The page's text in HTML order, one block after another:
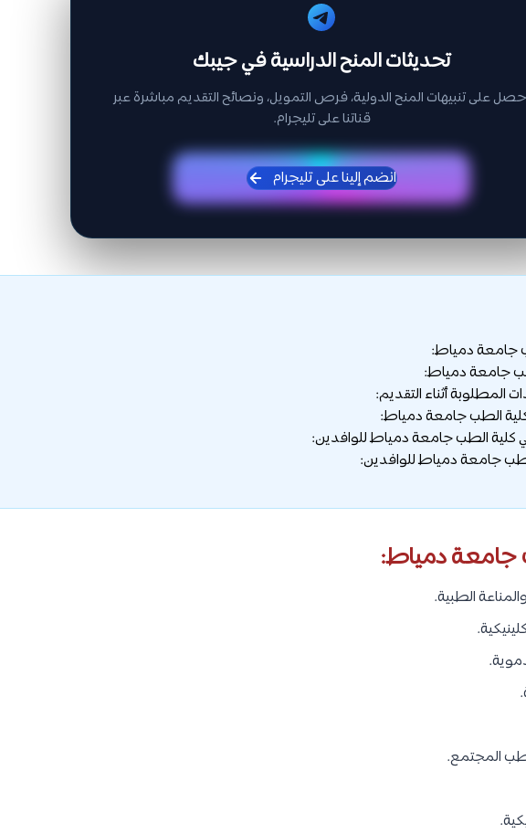
تحديثات المنح الدراسية في جيبك
على تنبيهات المنح الدولية، فرص التمويل، ونصائح التقديم مباشرة عبر
قناتنا على تليجرام.
انضم إلينا على تليجرام
جامعة دمياط:
جامعة دمياط:
المطلوبة أثناء التقديم:
الطب جامعة دمياط:
الطب جامعة دمياط للوافدين:
جامعة دمياط للوافدين:
جامعة دمياط:
الطبية.
المجتمع.